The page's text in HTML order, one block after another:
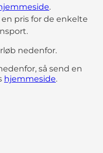
.
pris for de enkelte
nedenfor.
så send en
hjemmeside.